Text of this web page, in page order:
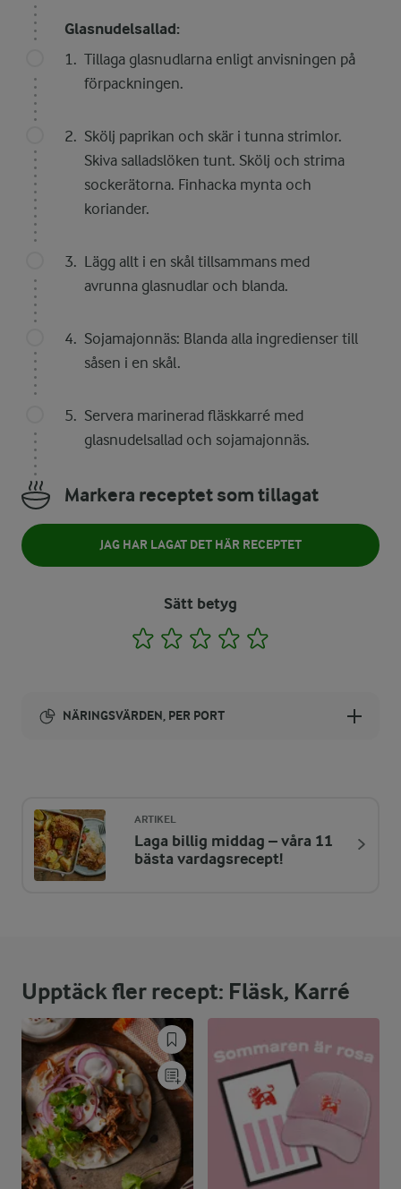
Glasnudelsallad:
Tillaga glasnudlarna enligt anvisningen på
förpackningen.
Skölj paprikan och skär i tunna strimlor.
Skiva salladslöken tunt. Skölj och strima
sockerätorna. Finhacka mynta och
koriander.
Lägg allt i en skål tillsammans med
avrunna glasnudlar och blanda.
Sojamajonnäs: Blanda alla ingredienser till
såsen i en skål.
Servera marinerad fläskkarré med
glasnudelsallad och sojamajonnäs.
Markera receptet som tillagat
JAG HAR LAGAT DET HÄR RECEPTET
Sätt betyg
1 2 3 4
NÄRINGSVÄRDEN, PER PORT
ENERGIDISTRIBUTION %
NÄRINGSVÄRDEN PER PORT
Fett:
58,4 %
71,4 g
Kolhydrater:
22,8 %
60,6 g
ARTIKEL
Laga billig middag – våra 11
bästa vardagsrecept!
Upptäck fler recept: Fläsk, Karré